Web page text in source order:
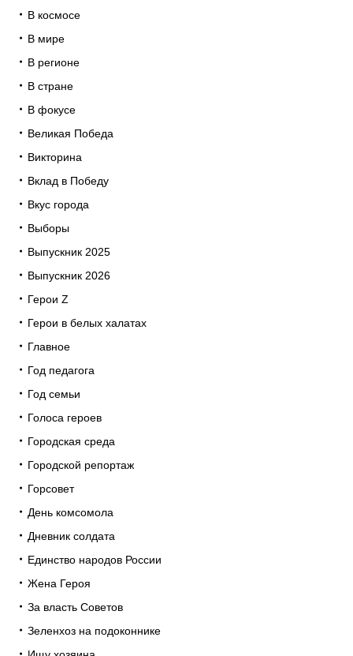
В космосе
В мире
В регионе
В стране
В фокусе
Великая Победа
Викторина
Вклад в Победу
Вкус города
Выборы
Выпускник 2025
Выпускник 2026
Герои Z
Герои в белых халатах
Главное
Год педагога
Год семьи
Голоса героев
Городская среда
Городской репортаж
Горсовет
День комсомола
Дневник солдата
Единство народов России
Жена Героя
За власть Советов
Зеленхоз на подоконнике